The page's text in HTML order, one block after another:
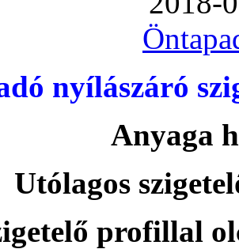
nyílászáró
Anyaga
Utólagos
profillal